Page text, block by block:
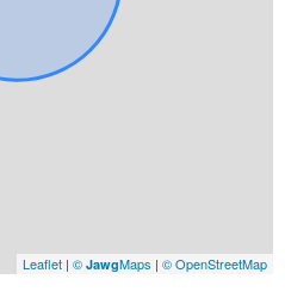
Leaflet | © JawgMaps | © OpenStreetMap